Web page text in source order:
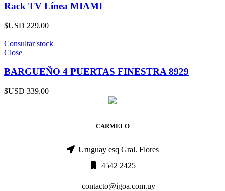
Rack TV Línea MIAMI
$USD 229.00
Consultar stock
Close
BARGUEÑO 4 PUERTAS FINESTRA 8929
$USD 339.00
CARMELO
Uruguay esq Gral. Flores
4542 2425
contacto@igoa.com.uy